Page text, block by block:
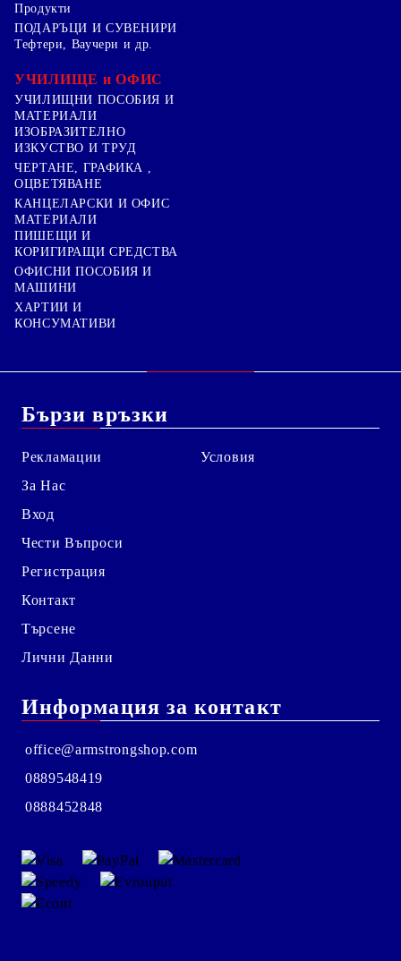
Продукти
ПОДАРЪЦИ И СУВЕНИРИ
Тефтери, Ваучери и др.
УЧИЛИЩЕ и ОФИС
УЧИЛИЩНИ ПОСОБИЯ И
МАТЕРИАЛИ
ИЗОБРАЗИТЕЛНО
ИЗКУСТВО И ТРУД
ЧЕРТАНЕ, ГРАФИКА ,
ОЦВЕТЯВАНЕ
КАНЦЕЛАРСКИ И ОФИС
МАТЕРИАЛИ
ПИШЕЩИ И
КОРИГИРАЩИ СРЕДСТВА
ОФИСНИ ПОСОБИЯ И
МАШИНИ
ХАРТИИ И
КОНСУМАТИВИ
Бързи връзки
Рекламации
За Нас
Вход
Чести Въпроси
Регистрация
Контакт
Търсене
Лични Данни
Условия
Информация за контакт
office@armstrongshop.com
0889548419
0888452848